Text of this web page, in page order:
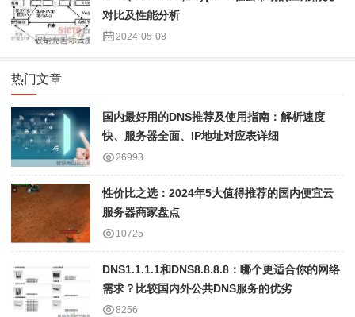
对比及性能分析
2024-05-08
热门文章
国内最好用的DNS推荐及使用指南：解析速度
快、服务器全面、IP地址对应表详细
26993
性价比之选：2024年5大值得推荐的国内便宜云
服务器商家盘点
10725
DNS1.1.1.1和DNS8.8.8.8：哪个更适合你的网络
需求？比较国内外公共DNS服务的优劣
8256